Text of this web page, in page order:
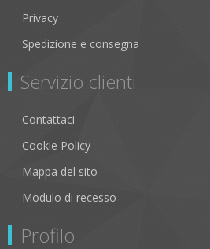
Privacy
Spedizione e consegna
Servizio clienti
Contattaci
Cookie Policy
Mappa del sito
Modulo di recesso
Profilo